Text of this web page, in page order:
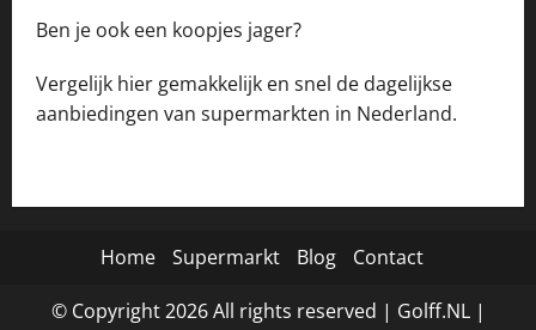
Ben je ook een koopjes jager?
Vergelijk hier gemakkelijk en snel de dagelijkse
aanbiedingen van supermarkten in Nederland.
Home Supermarkt Blog Contact
© Copyright2026All rights reserved | Golff.NL|